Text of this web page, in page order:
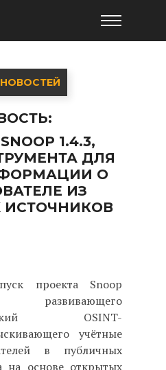
1.4.3,
ДЛЯ
О
ИЗ
проекта Snoop
OSINT-
учётные
в публичных
на основе открытых